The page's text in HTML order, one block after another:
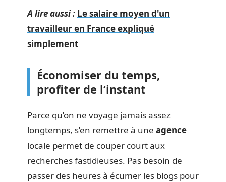
A lire aussi : Le salaire moyen d'un
travailleur en France expliqué
simplement
Économiser du temps,
profiter de l’instant
Parce qu’on ne voyage jamais assez
longtemps, s’en remettre à une agence
locale permet de couper court aux
recherches fastidieuses. Pas besoin de
passer des heures à écumer les blogs pour